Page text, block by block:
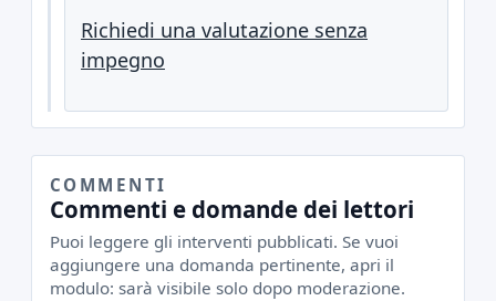
Richiedi una valutazione senza
impegno
COMMENTI
Commenti e domande dei lettori
Puoi leggere gli interventi pubblicati. Se vuoi
aggiungere una domanda pertinente, apri il
modulo: sarà visibile solo dopo moderazione.